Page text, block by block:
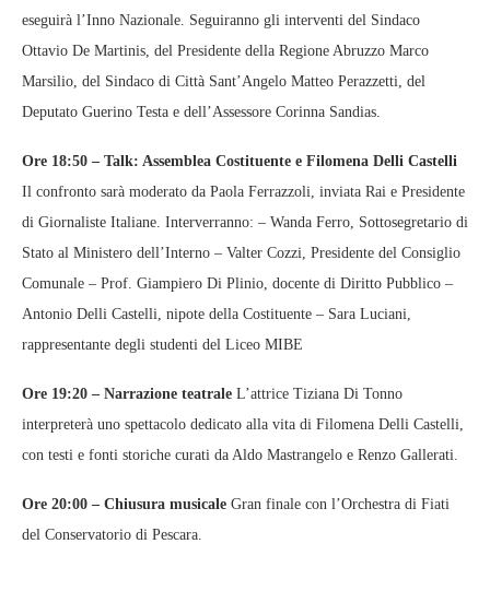
eseguirà l’Inno Nazionale. Seguiranno gli interventi del Sindaco
Ottavio De Martinis, del Presidente della Regione Abruzzo Marco
Marsilio, del Sindaco di Città Sant’Angelo Matteo Perazzetti, del
Deputato Guerino Testa e dell’Assessore Corinna Sandias.
Ore 18:50 – Talk: Assemblea Costituente e Filomena Delli Castelli
Il confronto sarà moderato da Paola Ferrazzoli, inviata Rai e Presidente
di Giornaliste Italiane. Interverranno: – Wanda Ferro, Sottosegretario di
Stato al Ministero dell’Interno – Valter Cozzi, Presidente del Consiglio
Comunale – Prof. Giampiero Di Plinio, docente di Diritto Pubblico –
Antonio Delli Castelli, nipote della Costituente – Sara Luciani,
rappresentante degli studenti del Liceo MIBE
Ore 19:20 – Narrazione teatrale L’attrice Tiziana Di Tonno
interpreterà uno spettacolo dedicato alla vita di Filomena Delli Castelli,
con testi e fonti storiche curati da Aldo Mastrangelo e Renzo Gallerati.
Ore 20:00 – Chiusura musicale Gran finale con l’Orchestra di Fiati
del Conservatorio di Pescara.